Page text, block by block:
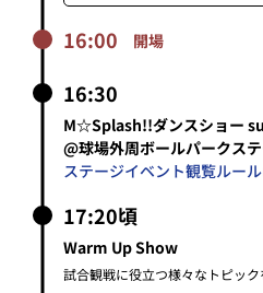
16:00 開場
16:30
M☆Splash!!ダンスショー
@球場外周ボールパークス
ステージイベント観覧ルー
17:20頃
Warm Up Show
試合観戦に役立つ様々なトピッ